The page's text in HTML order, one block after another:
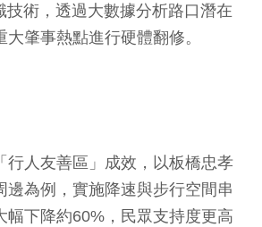
技術，透過大數據分析路口潛在
肇事熱點進行硬體翻修。
行人友善區」成效，以板橋忠孝
邊為例，實施降速與步行空間串
幅下降約60%，民眾支持度更高